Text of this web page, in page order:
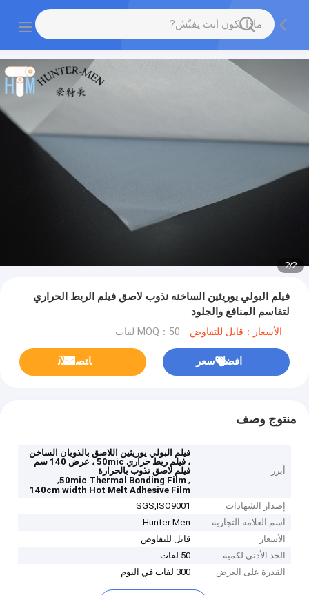
2
/
2
فيلم البولي يوريثين الساخنه نذوب لاصق فيلم الربط الحراري
لتقاسم المنافع والجلود
الأسعار：قابل للتفاوض MOQ：50 لفات
افضل سعر ﺎﺘﺼﻟ ﺍﻶﻧ
منتوج وصف
أبرز
فيلم البولي يوريثين اللاصق بالذوبان الساخن
، فيلم ربط حراري 50mic ، عرض 140 سم
فيلم لاصق تذوب بالحرارة
,
50mic Thermal Bonding Film
,
140cm width Hot Melt Adhesive Film
إصدار الشهادات
SGS,ISO9001
اسم العلامة التجارية
Hunter Men
الأسعار
قابل للتفاوض
الحد الأدنى لكمية
50 لفات
القدرة على العرض
300 لفات في اليوم